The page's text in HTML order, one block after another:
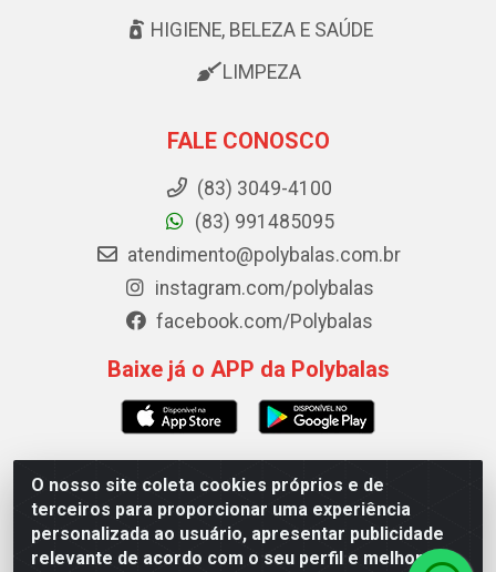
O nosso site coleta cookies próprios e de
terceiros para proporcionar uma experiência
personalizada ao usuário, apresentar publicidade
relevante de acordo com o seu perfil e melhorar a
HIGIENE, BELEZA E SAÚDE
LIMPEZA
FALE CONOSCO
(83) 3049-4100
(83) 991485095
atendimento@polybalas.com.br
instagram.com/polybalas
facebook.com/Polybalas
Baixe já o APP da Polybalas
Polybalas - Rua João Miguel de Souza, 173 Galpão B -
Ernesto Geisel, João Pessoa/PB - CEP 58.075-075 - CNPJ
00.909.327/0002-61